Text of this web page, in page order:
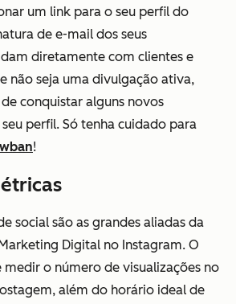
um link para o seu perfil do
de e-mail dos seus
diretamente com clientes e
não seja uma divulgação ativa,
conquistar alguns novos
perfil. Só tenha cuidado para
!
social são as grandes aliadas da
Digital no Instagram. O
o número de visualizações no
além do horário ideal de